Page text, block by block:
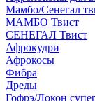
Мамбо/Сенегал
МАМБО Твист
СЕНЕГАЛ Твист
Афрокудри
Афрокосы
Фибра
Дреды
Гофрэ/Локон